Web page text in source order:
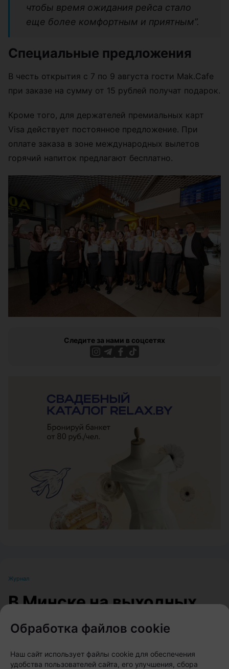
чтобы время ожидания рейса стало
еще более комфортным и приятным”.
Специальные предложения
В честь открытия с 7 по 9 августа гости Mak.Cafe
при заказе на сумму от 15 рублей получат подарок.
Кроме того, для держателей премиальных карт
Visa действует постоянное предложение. При
оплате заказа в зоне международных вылетов
горячий напиток предлагают бесплатно.
Следите за нами в соцсетях
Журнал
В Минске на выходных
пройдет большой
фестиваль для
любителей животных
Обработка файлов cookie
Наш сайт использует файлы cookie для обеспечения
удобства пользователей сайта, его улучшения, сбора